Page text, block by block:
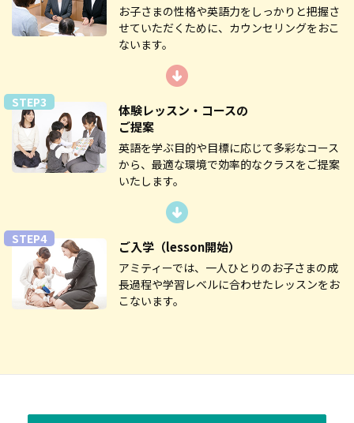
お子さまの性格や英語力をしっかりと把握さ
せていただくために、カウンセリングをおこ
ないます。
STEP3
体験レッスン・コースの
ご提案
英語を学ぶ目的や目標に応じて多彩なコース
から、最適な環境で効率的なクラスをご提案
いたします。
STEP4 ご入学 （lesson開始）
アミティーでは、一人ひとりのお子さまの成
長過程や学習レベルに合わせたレッスンをお
こないます。